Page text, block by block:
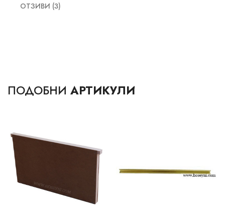
ОТЗИВИ (3)
ПОДОБНИ АРТИКУЛИ